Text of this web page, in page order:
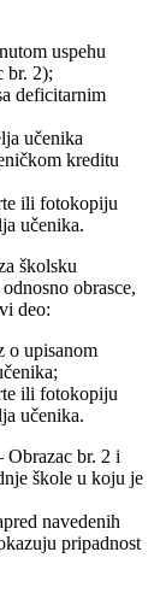
uspehu
br. 2);
deficitarnim
učenika
kreditu
ili fotokopiјu
učenika.
školsku
obrasce,
deo:
o upisanom
ili fotokopiјu
učenika.
Obrazac br. 2 i
škole u koјu јe
navedenih
pripadnost